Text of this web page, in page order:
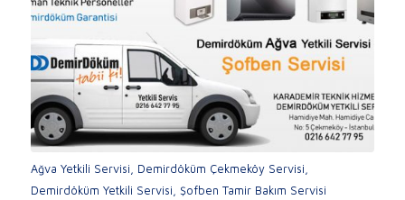
Ağva Yetkili Servisi Demirdöküm Çekmeköy Servisi
Demirdöküm Yetkili Servisi Şofben Tamir Bakım Servisi